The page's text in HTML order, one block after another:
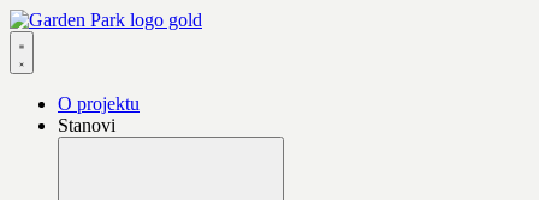
Skip
to
content
O projektu
Stanovi